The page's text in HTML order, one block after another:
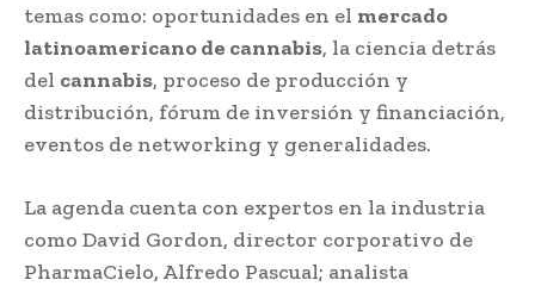
temas como: oportunidades en el mercado
latinoamericano de cannabis, la ciencia detrás
del cannabis, proceso de producción y
distribución, fórum de inversión y financiación,
eventos de networking y generalidades.
La agenda cuenta con expertos en la industria
como David Gordon, director corporativo de
PharmaCielo, Alfredo Pascual; analista